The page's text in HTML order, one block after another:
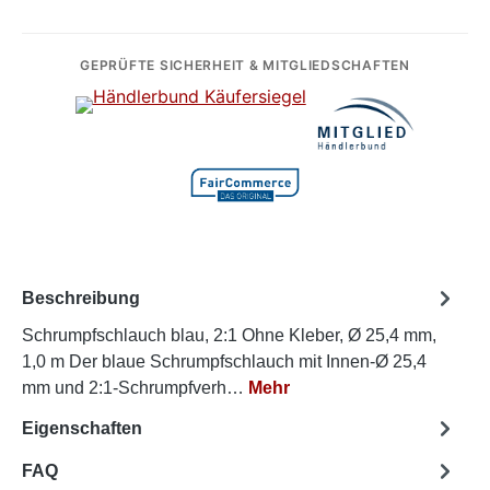
GEPRÜFTE SICHERHEIT & MITGLIEDSCHAFTEN
Beschreibung
Schrumpfschlauch blau, 2:1 Ohne Kleber, Ø 25,4 mm,
1,0 m Der blaue Schrumpfschlauch mit Innen-Ø 25,4
mm und 2:1-Schrumpfverh… Mehr
Eigenschaften
FAQ